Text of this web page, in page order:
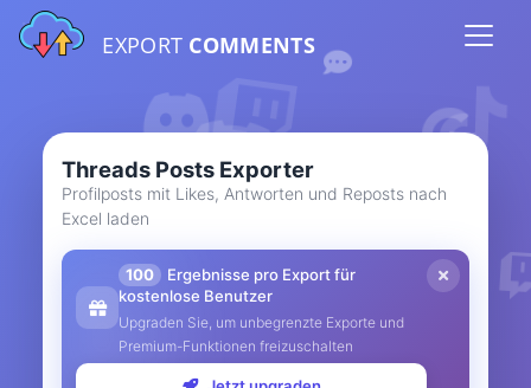
EXPORT COMMENTS
Threads Posts Exporter
Profilposts mit Likes, Antworten und Reposts nach
Excel laden
100
Ergebnisse pro Export für
kostenlose Benutzer
Upgraden Sie, um unbegrenzte Exporte und
Premium-Funktionen freizuschalten